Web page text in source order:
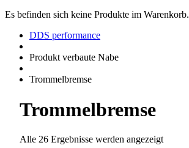
Es befinden sich keine Produkte im Warenkorb.
DDS performance
Produkt verbaute Nabe
Trommelbremse
Trommelbremse
Alle 26 Ergebnisse werden angezeigt